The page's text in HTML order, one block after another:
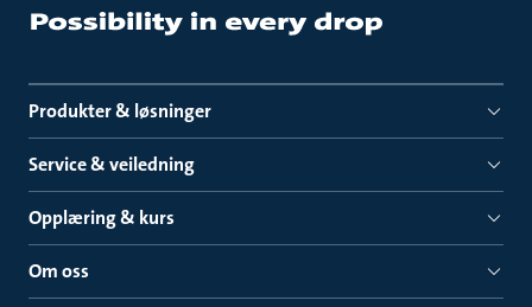
Produkter & løsninger
Service & veiledning
Opplæring & kurs
Om oss